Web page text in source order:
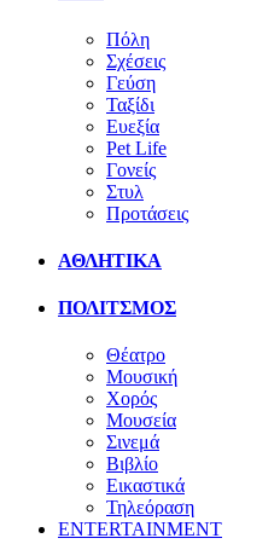
Πόλη
Σχέσεις
Γεύση
Ταξίδι
Ευεξία
Pet Life
Γονείς
Στυλ
Προτάσεις
ΑΘΛΗΤΙΚΑ
ΠΟΛΙΤΣΜΟΣ
Θέατρο
Μουσική
Χορός
Μουσεία
Σινεμά
Βιβλίο
Εικαστικά
Τηλεόραση
ENTERTAINMENT